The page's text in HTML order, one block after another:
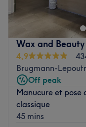
esthétiques pour
Transport public le
À proximité de la
une accessibilité
L’équipe
Irina et son équipe
clientes avec
avec précision.
Nos coups de cœur :
Wax and Beauty
4,9
Brugmann-
Off peak
Manucure et pose
classique
45 mins